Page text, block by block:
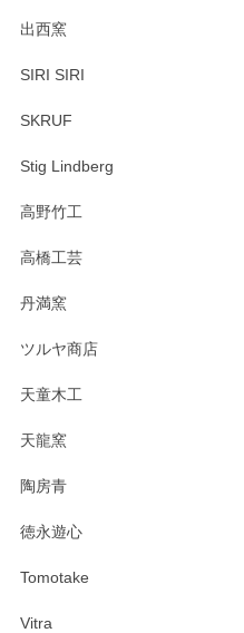
出西窯
SIRI SIRI
SKRUF
Stig Lindberg
高野竹工
高橋工芸
丹満窯
ツルヤ商店
天童木工
天龍窯
陶房青
徳永遊心
Tomotake
Vitra